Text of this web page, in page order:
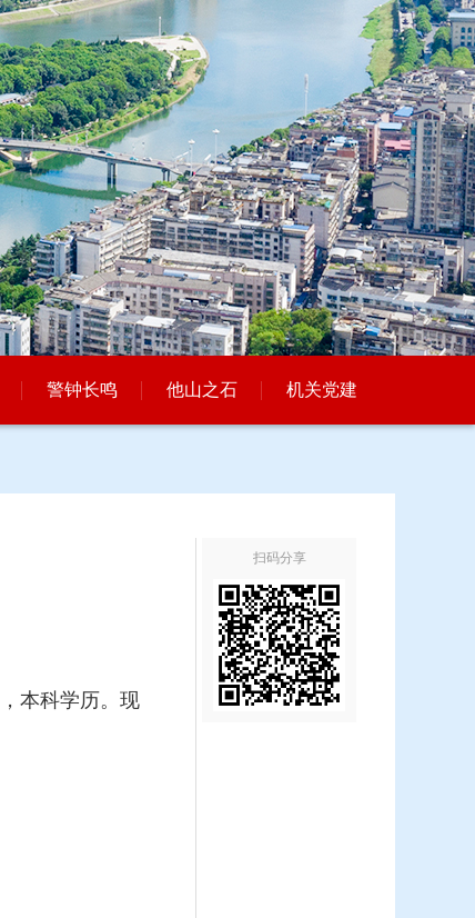
警钟长鸣 他山之石 机关党建
本科学历。现
扫码分享